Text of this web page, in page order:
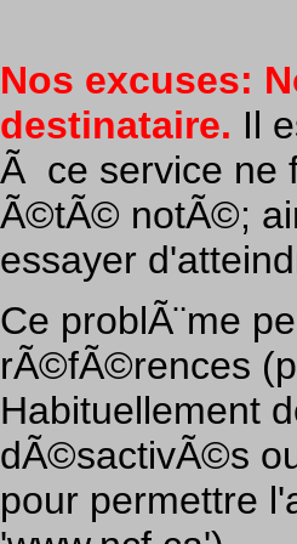
Nos excuses:
destinataire. Il
Ã ce service ne
Ã©tÃ© notÃ©;
essayer
Ce problÃ¨me
rÃ©fÃ©rences
Habituellement
dÃ©sactivÃ©s
pour permettre